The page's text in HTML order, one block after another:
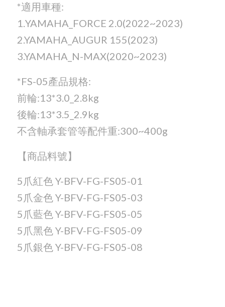
*適用車種:
1.YAMAHA_FORCE 2.0(2022~2023)
2.YAMAHA_AUGUR 155(2023)
3.YAMAHA_N-MAX(2020~2023)
*FS-05產品規格:
前輪:13*3.0_2.8kg
後輪:13*3.5_2.9kg
不含軸承套管等配件重:300~400g
【商品料號】
5爪紅色 Y-BFV-FG-FS05-01
5爪金色 Y-BFV-FG-FS05-03
5爪藍色 Y-BFV-FG-FS05-05
5爪黑色 Y-BFV-FG-FS05-09
5爪銀色 Y-BFV-FG-FS05-08